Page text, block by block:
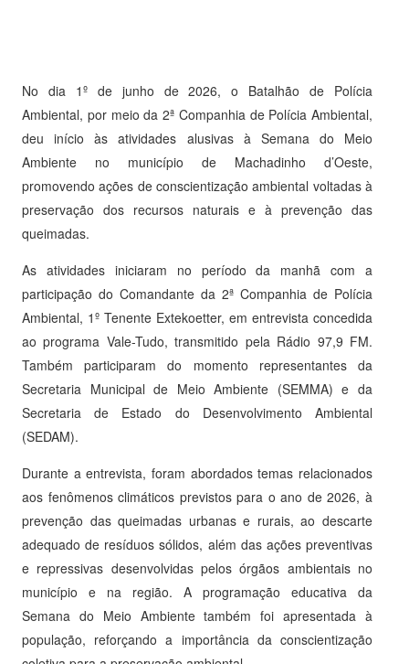
No dia 1º de junho de 2026, o Batalhão de Polícia
Ambiental, por meio da 2ª Companhia de Polícia Ambiental,
deu início às atividades alusivas à Semana do Meio
Ambiente no município de Machadinho d’Oeste,
promovendo ações de conscientização ambiental voltadas à
preservação dos recursos naturais e à prevenção das
queimadas.
As atividades iniciaram no período da manhã com a
participação do Comandante da 2ª Companhia de Polícia
Ambiental, 1º Tenente Extekoetter, em entrevista concedida
ao programa Vale-Tudo, transmitido pela Rádio 97,9 FM.
Também participaram do momento representantes da
Secretaria Municipal de Meio Ambiente (SEMMA) e da
Secretaria de Estado do Desenvolvimento Ambiental
(SEDAM).
Durante a entrevista, foram abordados temas relacionados
aos fenômenos climáticos previstos para o ano de 2026, à
prevenção das queimadas urbanas e rurais, ao descarte
adequado de resíduos sólidos, além das ações preventivas
e repressivas desenvolvidas pelos órgãos ambientais no
município e na região. A programação educativa da
Semana do Meio Ambiente também foi apresentada à
população, reforçando a importância da conscientização